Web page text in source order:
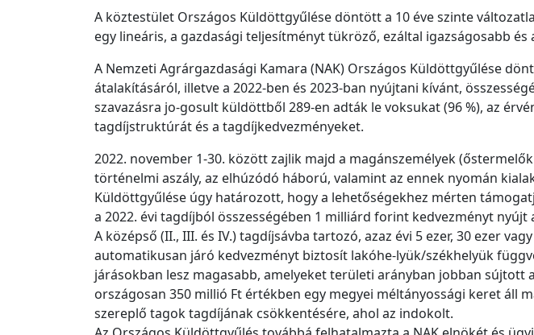
A köztestület Országos Küldöttgyűlése döntött a 10 éve szinte
egy lineáris, a gazdasági teljesítményt tükröző, ezáltal igazságosabb
A Nemzeti Agrárgazdasági Kamara (NAK) Országos Küldöttgyűlése
átalakításáról, illetve a 2022-ben és 2023-ban nyújtani kívánt,
szavazásra jo-gosult küldöttből 289-en adták le voksukat (96 %), az
tagdíjstruktúrát és a tagdíjkedvezményeket.
2022. november 1-30. között zajlik majd a magánszemélyek
történelmi aszály, az elhúzódó háború, valamint az ennek nyomán
Küldöttgyűlése úgy határozott, hogy a lehetőségekhez mérten
a 2022. évi tagdíjból összességében 1 milliárd forint kedvezményt
A középső (II., III. és IV.) tagdíjsávba tartozó, azaz évi 5 ezer, 30 ezer
automatikusan járó kedvezményt biztosít lakóhe-lyük/székhelyük
járásokban lesz magasabb, amelyeket területi arányban jobban sújtott
országosan 350 millió Ft értékben egy megyei méltányossági keret áll
szereplő tagok tagdíjának csökkentésére, ahol az indokolt.